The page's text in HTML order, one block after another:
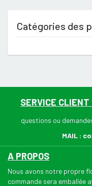
Catégories des
SERVICE CLIENT
questions ou
MAIL :
A PROPOS
Nous avons notre propre
commande sera emballée